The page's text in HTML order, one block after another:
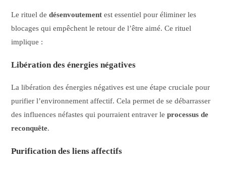
Le rituel dedésenvoutement est essentiel pour éliminer les
blocages qui empêchent le retour de l’être aimé. Ce rituel
implique :
Libération des énergies négatives
La libération des énergies négatives est une étape cruciale pour
purifier l’environnement affectif. Cela permet de se débarrasser
des influences néfastes qui pourraient entraver leprocessus de
reconquête.
Purification des liens affectifs